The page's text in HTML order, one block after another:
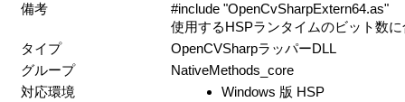
備考
#include "OpenCvSharpExtern64.as"
使用するHSPランタイムのビット数
タイプ
OpenCVSharpラッパーDLL
グループ
NativeMethods_core
対応環境
Windows 版 HSP